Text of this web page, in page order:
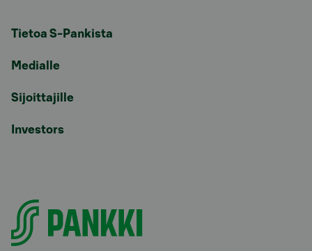
Tietoa S-Pankista
Medialle
Sijoittajille
Investors